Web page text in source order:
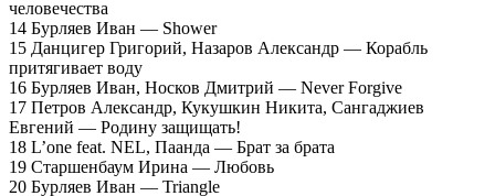
человечества
14 Бурляев Иван — Shower
15 Данцигер Григорий, Назаров Александр — Корабль
притягивает воду
16 Бурляев Иван, Носков Дмитрий — Never Forgive
17 Петров Александр, Кукушкин Никита, Сангаджиев
Евгений — Родину защищать!
18 L’one feat. NEL, Паанда — Брат за брата
19 Старшенбаум Ирина — Любовь
20 Бурляев Иван — Triangle